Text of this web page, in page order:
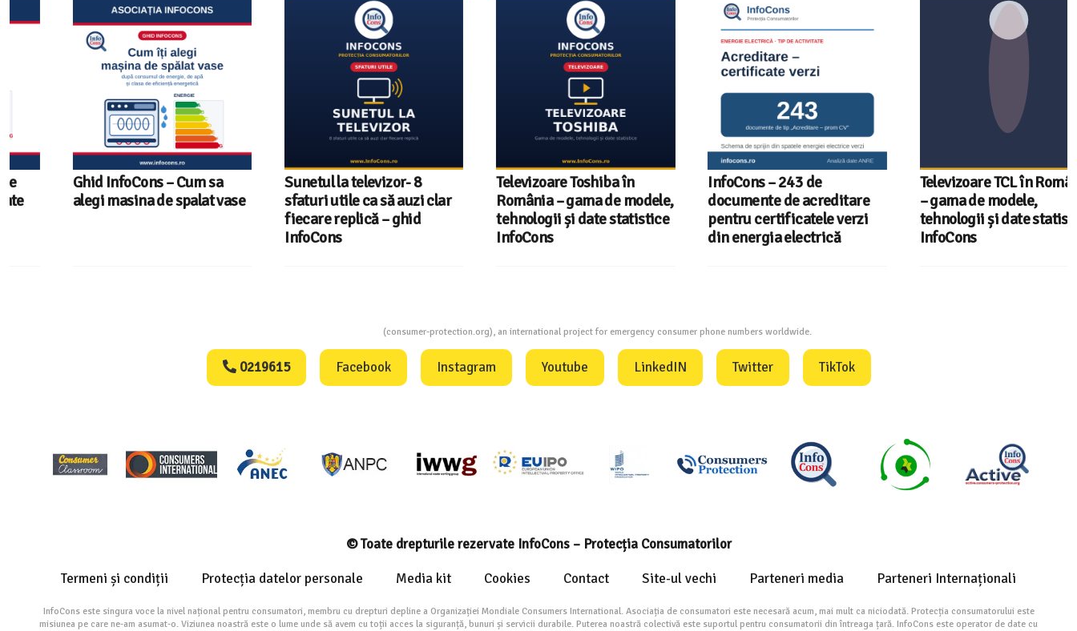
Ghid InfoCons – Cum sa
alegi masina de spalat vase
Sunetul la televizor- 8
sfaturi utile ca să auzi clar
fiecare replică – ghid
InfoCons
Televizoare Toshiba în
România – gama de modele,
tehnologii și date statistice
InfoCons
InfoCons – 243 de
documente de acreditare
pentru certificatele verzi
din energia electrică
Televizoare TCL în România
– gama de modele,
tehnologii și date statistice
InfoCons
(consumer-protection.org), an international project for emergency consumer phone numbers worldwide.
0219615 Facebook Instagram Youtube LinkedIN Twitter TikTok
© Toate drepturile rezervate InfoCons – Protecția Consumatorilor
Termeni și condiții Protecția datelor personale Media kit Cookies Contact Site-ul vechi Parteneri media Parteneri Internaționali
InfoCons este singura voce la nivel național pentru consumatori, membru cu drepturi depline a Organizației Mondiale Consumers International. Asociația de consumatori este necesară acum, mai mult ca niciodată. Protecția consumatorului este
misiunea pe care ne-am asumat-o. Viziunea noastră este o lume unde să avem cu toții acces la siguranță, bunuri și servicii durabile. Puterea noastră colectivă este suportul pentru consumatorii din întreaga țară. InfoCons este operator de date cu